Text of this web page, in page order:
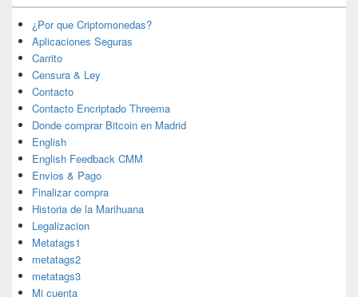
¿Por que Criptomonedas?
Aplicaciones Seguras
Carrito
Censura & Ley
Contacto
Contacto Encriptado Threema
Donde comprar Bitcoin en Madrid
English
English Feedback CMM
Envios & Pago
Finalizar compra
Historia de la Marihuana
Legalizacion
Metatags1
metatags2
metatags3
Mi cuenta